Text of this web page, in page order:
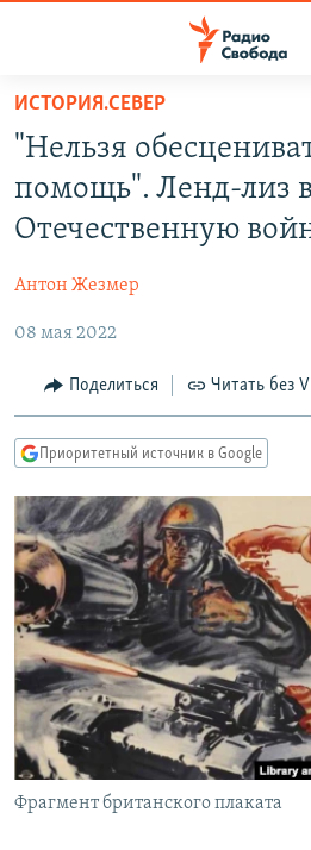
упрощенного
доступа
основному
Вернутся
навигации
Вернутся
поиску
ПРОГРАММЫ
АВТОРСКИЕ ПРОЕКТЫ
МНЕНИЯ
КУЛЬТУРА
IDEL.РЕАЛИИ
СЕВЕР.РЕАЛИИ
СИБИРЬ.РЕАЛИИ
РАСПИСАНИЕ ВЕЩАНИЯ
ПОДПИШИТЕСЬ НА РАССЫЛКУ
СОЦИАЛЬНЫЕ СЕТИ
ИСТОРИЯ.СЕВЕР
"Нельзя
помощь". Ленд-лиз
Отечественную
Антон Жезмер
08 мая 2022
Поделиться Читать без
Приоритетный источник в Google
Фрагмент британского плаката